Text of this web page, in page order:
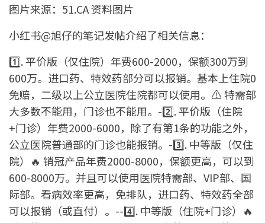
图片来源：51.CA 资料图片
小红书@旭仔的笔记发帖介绍了相关信息：
1️⃣. 平价版（仅住院）年费600-2000，保额300万到
600万。进口药、特效药部分可以报销。基本上住院0
免赔，二级以上公立医院住院都可以使用。⚠️ 特需部
大多数不能用，门诊也不能用。-2️⃣. 平价版（住院
+门诊）年费2000-6000，除了有第1条的功能之外，
公立医院普通部的门诊也能报销。-3️⃣. 中等版（仅住
院）🔥 销冠产品年费2000-8000，保额更高，可以到
600-8000万。并且可以使用医院特需部、VIP部、国
际部。看病效率更高，免排队，进口药、特效药全部
可以报销（或直付）。--4️⃣. 中等版（住院+门诊）🔥